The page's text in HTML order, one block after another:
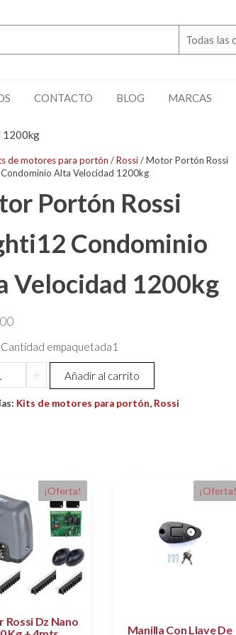
CONTACTO BLOG MARCAS
1200kg
de motores para portón /Rossi/ Motor Portón Rossi
Alta Velocidad 1200kg
Portón Rossi
Condominio
Velocidad 1200kg
empaquetada1
+ Añadir al carrito
Kits de motores para portón, Rossi
¡Oferta!
Rossi Dz Nano
¡Oferta!
Manilla Con Llave De